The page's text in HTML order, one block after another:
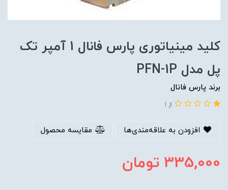
کلید مینیاتوری پارس فانال 1 آمپر تک
پل مدل PFN-1P
برند پارس فانال
از 1
افزودن به علاقه‌مندی‌ها مقایسه محصول
335,000تومان